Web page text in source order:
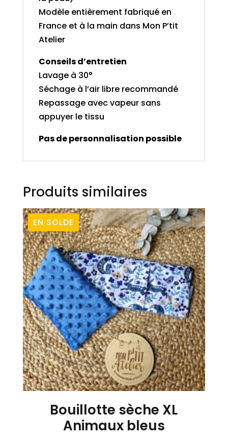
Modèle entièrement fabriqué en
France et à la main dans Mon P’tit
Atelier
Conseils d’entretien
Lavage à 30°
Séchage à l’air libre recommandé
Repassage avec vapeur sans
appuyer le tissu
Pas de personnalisation possible
Produits similaires
EN SOLDE
Bouillotte sèche XL
Animaux bleus